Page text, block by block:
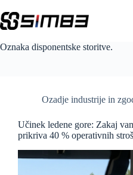
to
content
Oznaka disponentske storitve.
Ozadje industrije in
Učinek ledene gore: Zakaj
prikriva 40 % operativnih